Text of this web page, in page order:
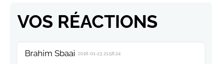
VOS RÉACTIONS
Brahim Sbaai 2018-01-23 21:58:24